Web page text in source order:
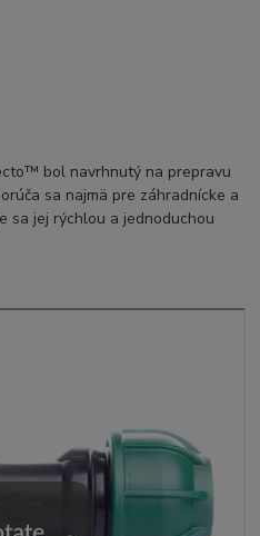
bol navrhnutý na prepravu
sa najmä pre záhradnícke a
sa jej rýchlou a jednoduchou